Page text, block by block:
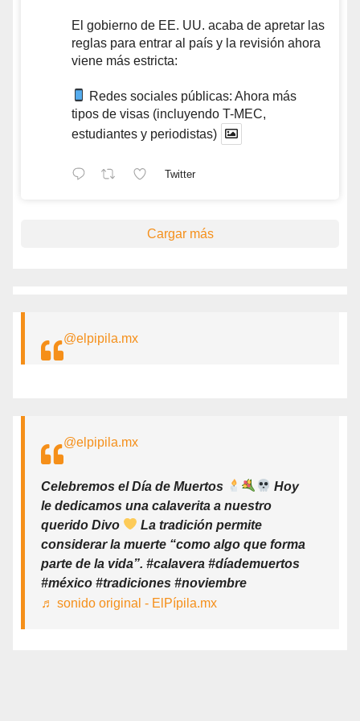
El gobierno de EE. UU. acaba de apretar las
reglas para entrar al país y la revisión ahora
viene más estricta:
Redes sociales públicas: Ahora más
tipos de visas (incluyendo T-MEC,
estudiantes y periodistas)
Twitter
Cargar más
@elpipila.mx
@elpipila.mx
Celebremos el Día de Muertos
Hoy
le dedicamos una calaverita a nuestro
querido Divo
La tradición permite
considerar la muerte “como algo que forma
parte de la vida”. #calavera #díademuertos
#méxico #tradiciones #noviembre
♬ sonido original - ElPípila.mx